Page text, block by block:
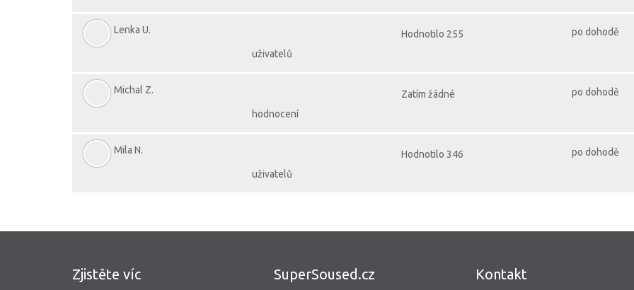
Lenka U.
Hodnotilo 255
uživatelů
po dohodě
Michal Z.
Zatím žádné
hodnocení
po dohodě
Mila N.
Hodnotilo 346
uživatelů
po dohodě
Zjistěte víc SuperSoused.cz Kontakt